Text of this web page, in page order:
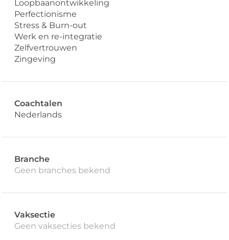
Loopbaanontwikkeling
Perfectionisme
Stress & Burn-out
Werk en re-integratie
Zelfvertrouwen
Zingeving
Coachtalen
Nederlands
Branche
Geen branches bekend
Vaksectie
Geen vaksecties bekend